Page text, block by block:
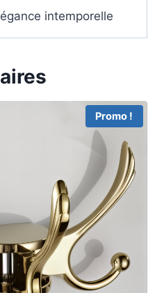
intemporelle
Promo !